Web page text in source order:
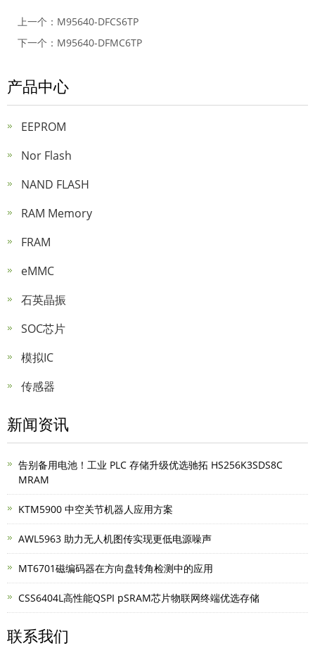
上一个： M95640-DFCS6TP
下一个： M95640-DFMC6TP
产品中心
EEPROM
Nor Flash
NAND FLASH
RAM Memory
FRAM
eMMC
石英晶振
SOC芯片
模拟IC
传感器
新闻资讯
告别备用电池！工业 PLC 存储升级优选驰拓 HS256K3SDS8C
MRAM
KTM5900 中空关节机器人应用方案
AWL5963 助力无人机图传实现更低电源噪声
MT6701磁编码器在方向盘转角检测中的应用
CSS6404L高性能QSPI pSRAM芯片物联网终端优选存储
联系我们